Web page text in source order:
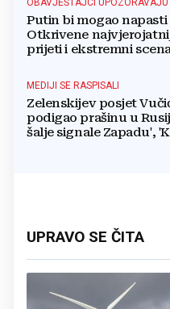
OBAVJEŠTAJCI UPOZORAVAJU
Putin bi mogao napasti
Otkrivene
prijeti i ekstremni
MEDIJI SE RASPISALI
Zelenskijev posjet
podigao prašinu u
šalje signale Zapadu',
UPRAVO SE ČITA